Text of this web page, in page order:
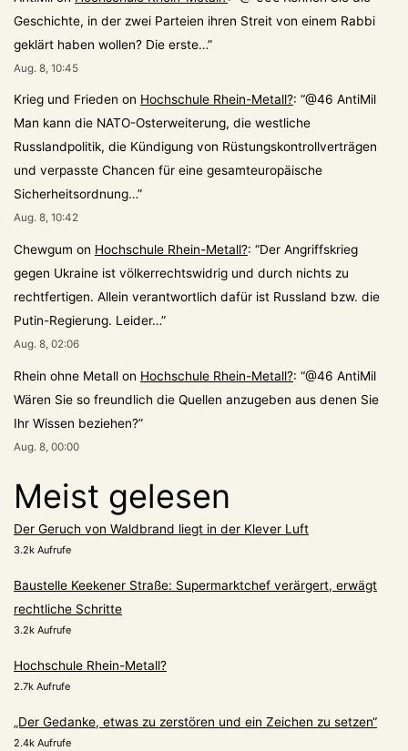
Geschichte, in der zwei Parteien ihren Streit von einem Rabbi
geklärt haben wollen? Die erste…”
Aug. 8, 10:45
Krieg und Frieden on Hochschule Rhein-Metall?: “@46 AntiMil
Man kann die NATO-Osterweiterung, die westliche
Russlandpolitik, die Kündigung von Rüstungskontrollverträgen
und verpasste Chancen für eine gesamteuropäische
Sicherheitsordnung…”
Aug. 8, 10:42
Chewgum on Hochschule Rhein-Metall?: “Der Angriffskrieg
gegen Ukraine ist völkerrechtswidrig und durch nichts zu
rechtfertigen. Allein verantwortlich dafür ist Russland bzw. die
Putin-Regierung. Leider…”
Aug. 8, 02:06
Rhein ohne Metall on Hochschule Rhein-Metall?: “@46 AntiMil
Wären Sie so freundlich die Quellen anzugeben aus denen Sie
Ihr Wissen beziehen?”
Aug. 8, 00:00
Meist gelesen
Der Geruch von Waldbrand liegt in der Klever Luft
3.2k Aufrufe
Baustelle Keekener Straße: Supermarktchef verärgert, erwägt
rechtliche Schritte
3.2k Aufrufe
Hochschule Rhein-Metall?
2.7k Aufrufe
„Der Gedanke, etwas zu zerstören und ein Zeichen zu setzen“
2.4k Aufrufe